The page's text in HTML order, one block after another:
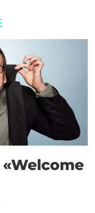
«Welcome